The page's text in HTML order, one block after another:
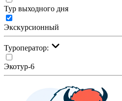
Тур выходного дня
Экскурсионный
Туроператор:
Экотур-6